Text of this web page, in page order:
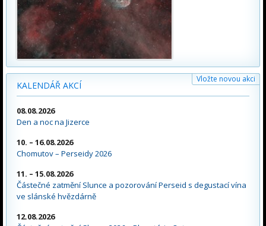
KALENDÁŘ AKCÍ
Vložte novou akci
08.08.2026
Den a noc na Jizerce
10. – 16.08.2026
Chomutov – Perseidy 2026
11. – 15.08.2026
Částečné zatmění Slunce a pozorování Perseid s degustací vína
ve slánské hvězdárně
12.08.2026